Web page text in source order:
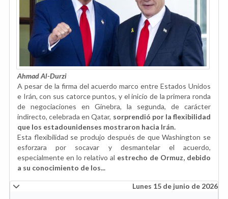
Ahmad Al-Durzi
A pesar de la firma del acuerdo marco entre Estados Unidos
e Irán, con sus catorce puntos, y el inicio de la primera ronda
de negociaciones en Ginebra, la segunda, de carácter
indirecto, celebrada en Qatar, sorprendió por la flexibilidad
que los estadounidenses mostraron hacia Irán.
Esta flexibilidad se produjo después de que Washington se
esforzara por socavar y desmantelar el acuerdo,
especialmente en lo relativo al estrecho de Ormuz, debido
a su conocimiento de los...
Lunes 15 de junio de 2026